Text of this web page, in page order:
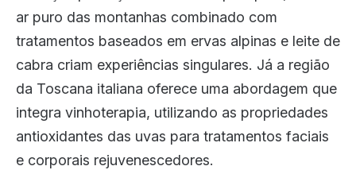
ar puro das montanhas combinado com
tratamentos baseados em ervas alpinas e leite de
cabra criam experiências singulares. Já a região
da Toscana italiana oferece uma abordagem que
integra vinhoterapia, utilizando as propriedades
antioxidantes das uvas para tratamentos faciais
e corporais rejuvenescedores.